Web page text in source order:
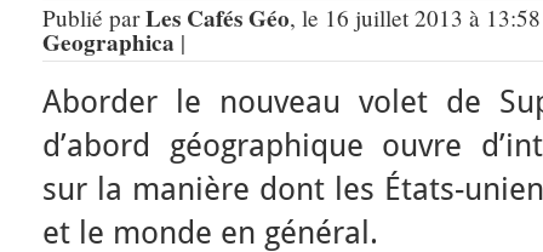
Publié parLes Cafés Géo, le 16 juillet 2013 à
Geographica |
Aborder le nouveau volet de
d’abord géographique ouvre
sur la manière dont les États-
et le monde en général.